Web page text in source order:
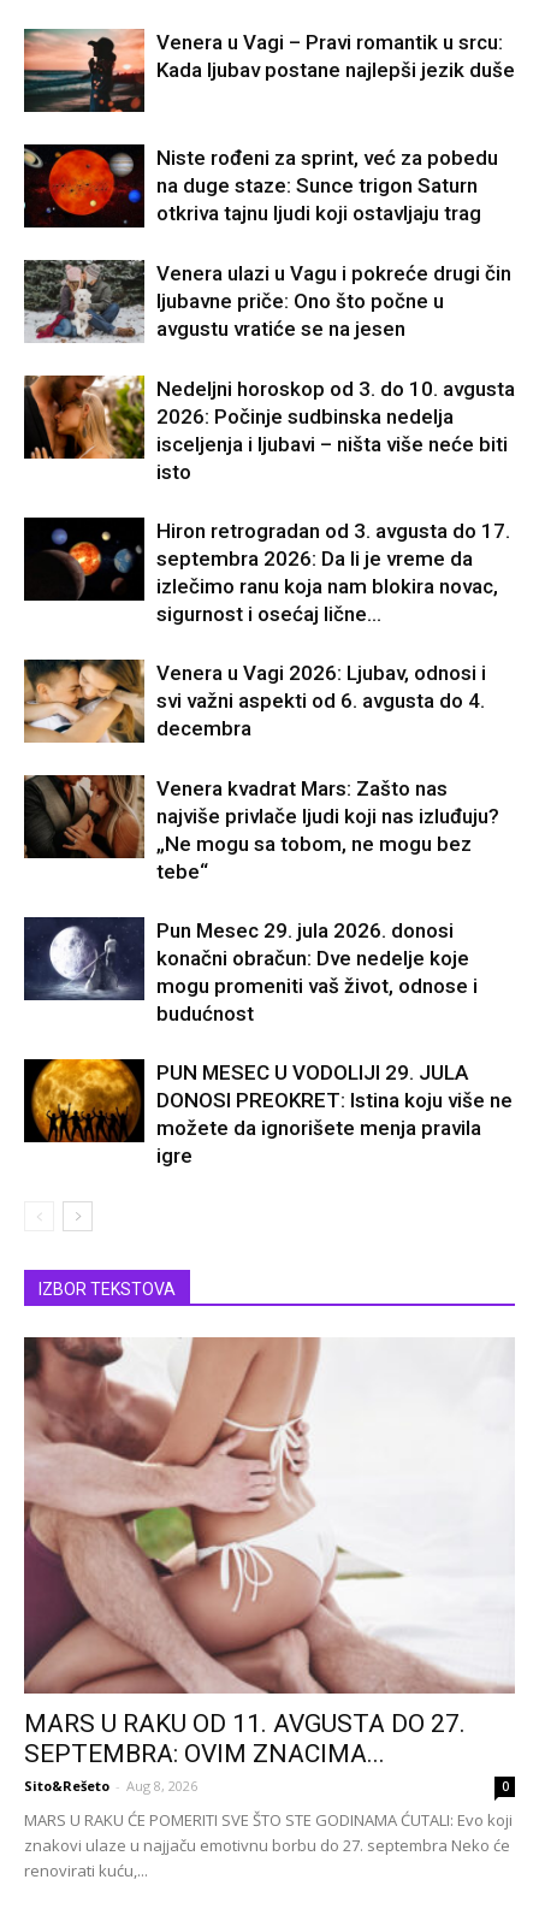
Venera u Vagi – Pravi romantik u srcu:
Kada ljubav postane najlepši jezik duše
Niste rođeni za sprint, već za pobedu
na duge staze: Sunce trigon Saturn
otkriva tajnu ljudi koji ostavljaju trag
Venera ulazi u Vagu i pokreće drugi čin
ljubavne priče: Ono što počne u
avgustu vratiće se na jesen
Nedeljni horoskop od 3. do 10. avgusta
2026: Počinje sudbinska nedelja
isceljenja i ljubavi – ništa više neće biti
isto
Hiron retrogradan od 3. avgusta do 17.
septembra 2026: Da li je vreme da
izlečimo ranu koja nam blokira novac,
sigurnost i osećaj lične...
Venera u Vagi 2026: Ljubav, odnosi i
svi važni aspekti od 6. avgusta do 4.
decembra
Venera kvadrat Mars: Zašto nas
najviše privlače ljudi koji nas izluđuju?
„Ne mogu sa tobom, ne mogu bez
tebe“
Pun Mesec 29. jula 2026. donosi
konačni obračun: Dve nedelje koje
mogu promeniti vaš život, odnose i
budućnost
PUN MESEC U VODOLIJI 29. JULA
DONOSI PREOKRET: Istina koju više ne
možete da ignorišete menja pravila
igre
IZBOR TEKSTOVA
MARS U RAKU OD 11. AVGUSTA DO 27.
SEPTEMBRA: OVIM ZNACIMA...
Sito&Rešeto - Aug 8, 2026 0
MARS U RAKU ĆE POMERITI SVE ŠTO STE GODINAMA ĆUTALI: Evo koji
znakovi ulaze u najjaču emotivnu borbu do 27. septembra Neko će
renovirati kuću,...